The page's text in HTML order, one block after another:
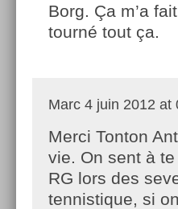
Borg. Ça m’a
tourné tout ça.
Marc 4 juin 2012 at
Merci Tonton
vie. On sent à
RG lors des
tennistique, si